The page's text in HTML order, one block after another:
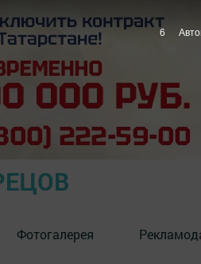
Фотогалерея
5